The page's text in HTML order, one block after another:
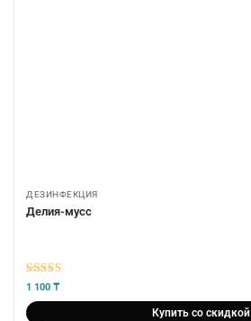
ДЕЗИНФЕКЦИЯ
Делия-мусс
5 из 5
1 100 ₸
Купить со скидкой